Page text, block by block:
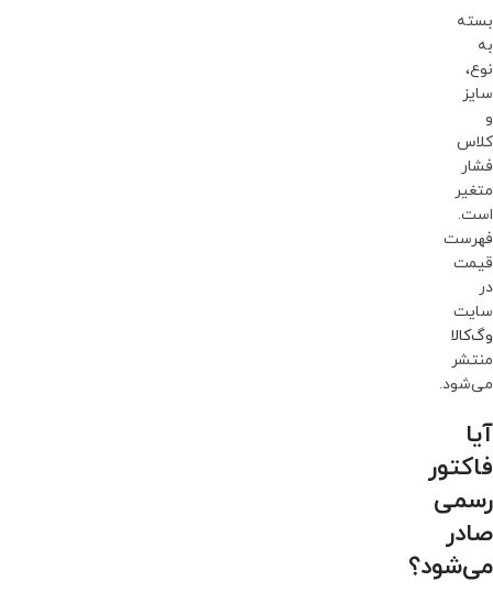
بسته
به
نوع،
سایز
و
کلاس
فشار
متغیر
است.
فهرست
قیمت
در
سایت
وگ‌کالا
منتشر
می‌شود.
آیا
فاکتور
رسمی
صادر
می‌شود؟